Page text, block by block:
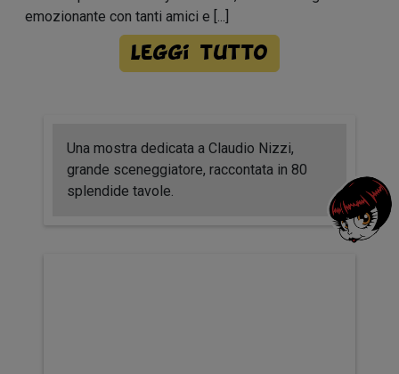
emozionante con tanti amici e [...]
Leggi tutto
Una mostra dedicata a Claudio Nizzi,
grande sceneggiatore, raccontata in 80
splendide tavole.